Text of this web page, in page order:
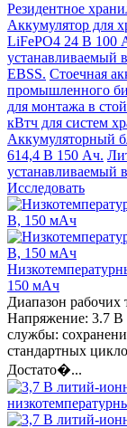
Резидентное
Аккумулятор для
LiFePO4 24 В 100
устанавливаемый
EBSS. Стоечная
промышленного
для монтажа в
кВтч для систем
Аккумуляторный
614,4 В 150 Ач.
устанавливаемый
Исследовать
150 мАч
Диапазон рабочих
Напряжение: 3.7 В
службы:
стандартных
Достато�...